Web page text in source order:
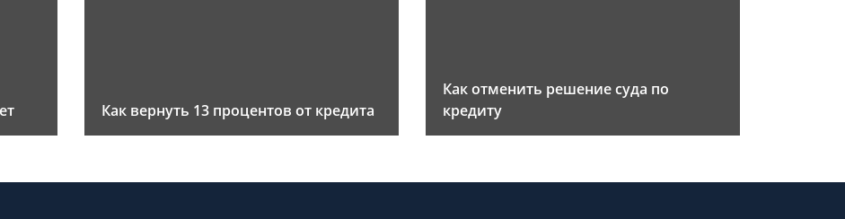
Как вернуть 13 процентов от кредита
Как отменить решение суда по
кредиту